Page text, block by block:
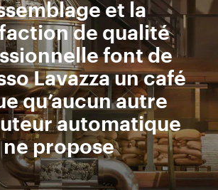
et la
de qualité
font de
Lavazza un café
qu’aucun autre
automatique
ne propose